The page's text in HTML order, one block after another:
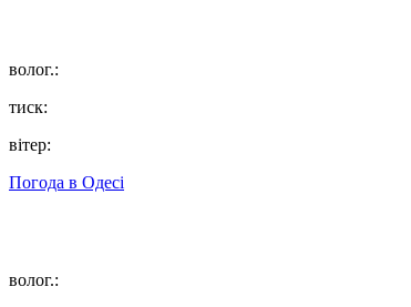
волог.:
тиск:
вітер:
Погода в Одесі
волог.: